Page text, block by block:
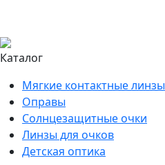
Каталог
Мягкие контактные линзы
Оправы
Солнцезащитные очки
Линзы для очков
Детская оптика